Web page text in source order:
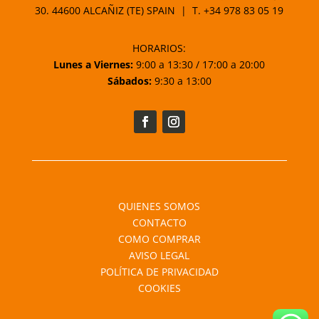
30. 44600 ALCAÑIZ (TE) SPAIN | T.+34 978 83 05 19
HORARIOS:
Lunes a Viernes: 9:00 a 13:30 / 17:00 a 20:00
Sábados:9:30 a 13:00
QUIENES SOMOS
CONTACTO
COMO COMPRAR
AVISO LEGAL
POLÍTICA DE PRIVACIDAD
COOKIES